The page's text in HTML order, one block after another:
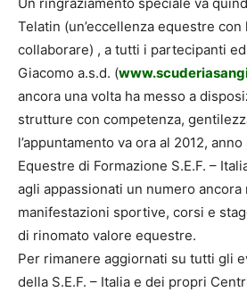
Telatin (un’eccellenza equestre
collaborare) , a tutti i partecipanti
Giacomo a.s.d. (
ancora una volta ha messo a
strutture con competenza,
l’appuntamento va ora al 2012,
Equestre di Formazione S.E.F. –
agli appassionati un numero ancora
manifestazioni sportive, corsi e
di rinomato valore equestre.
Per rimanere aggiornati su tutti gli
della S.E.F. – Italia e dei propri